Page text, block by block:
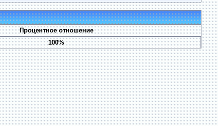
Процентное отношение
100%